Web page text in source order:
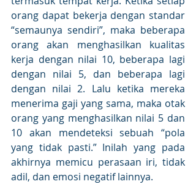
orang dapat bekerja dengan standar
“semaunya sendiri”, maka beberapa
orang akan menghasilkan kualitas
kerja dengan nilai 10, beberapa lagi
dengan nilai 5, dan beberapa lagi
dengan nilai 2. Lalu ketika mereka
menerima gaji yang sama, maka otak
orang yang menghasilkan nilai 5 dan
10 akan mendeteksi sebuah “pola
yang tidak pasti.” Inilah yang pada
akhirnya memicu perasaan iri, tidak
adil, dan emosi negatif lainnya.